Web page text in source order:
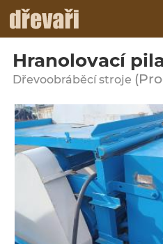
Hranolovací
Dřevoobráběcí stroje